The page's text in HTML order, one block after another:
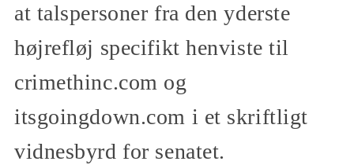
at talspersoner fra den yderste
højrefløj specifikt henviste til
crimethinc.com og
itsgoingdown.com i et skriftligt
vidnesbyrd for senatet.